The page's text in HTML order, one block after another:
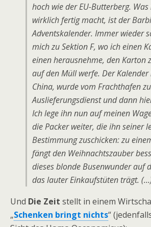
hoch wie der EU-Butterberg.
wirklich fertig macht, ist der
Adventskalender. Immer wieder
mich zu Sektion F, wo ich einen
einen herausnehme, den Karton
auf den Müll werfe. Der
China, wurde vom Frachthafen
Auslieferungsdienst und dann
Ich lege ihn nun auf meinen
die Packer weiter, die ihn seiner
Bestimmung zuschicken: zu
fängt den Weihnachtszauber
dieses blonde Busenwunder auf
das lauter Einkaufstüten trägt.
Und Die Zeit stellt in einem
„Schenken bringt nichts“